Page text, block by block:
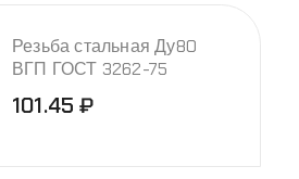
Заказать звонок